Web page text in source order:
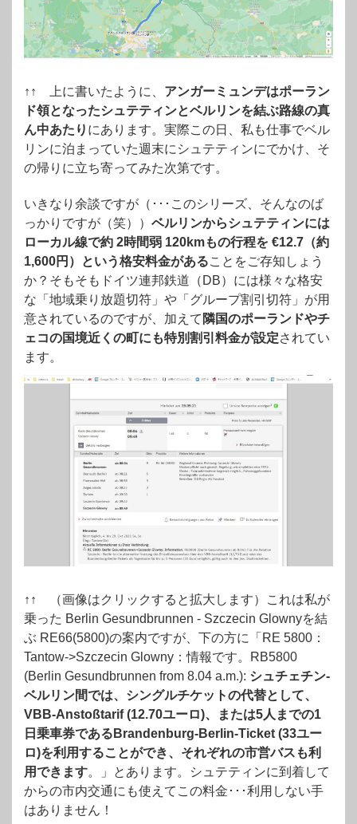
↑↑ 上に書いたように、 アンガーミュンデはポーラン
ド領となったシュテティンとベルリンを結ぶ路線の真
ん中あたり にあります。実際この日、私も仕事でベル
リンに泊まっていた週末にシュテティンにでかけ、そ
の帰りに立ち寄ってみた次第です。
いきなり余談ですが（･･･このシリーズ、そんなのば
っかりですが（笑）） ベルリンからシュテティンには
ローカル線で約 2時間弱 120kmもの行程を €12.7（約
1,600円）という格安料金があることをご存知しょう
か？そもそもドイツ連邦鉄道（DB）には様々な格安
な「地域乗り放題切符」や「グループ割引切符」が用
意されているのですが、加えて 隣国のポーランドやチ
ェコの国境近くの町にも特別割引料金が設定されてい
ます。
↑↑ （画像はクリックすると拡大します）これは私が
乗った Berlin Gesundbrunnen - Szczecin Glownyを結
ぶ RE66(5800)の案内ですが、下の方に「RE 5800：
Tantow->Szczecin Glowny：情報です。RB5800
(Berlin Gesundbrunnen from 8.04 a.m.): シュチェチン-
ベルリン間では、シングルチケットの代替として、
VBB-Anstoßtarif (12.70ユーロ)、または5人までの1
日乗車券であるBrandenburg-Berlin-Ticket (33ユー
ロ)を利用することができ、それぞれの市営バスも利
用できます。」とあります。シュテティンに到着して
からの市内交通にも使えてこの料金･･･利用しない手
はありません！